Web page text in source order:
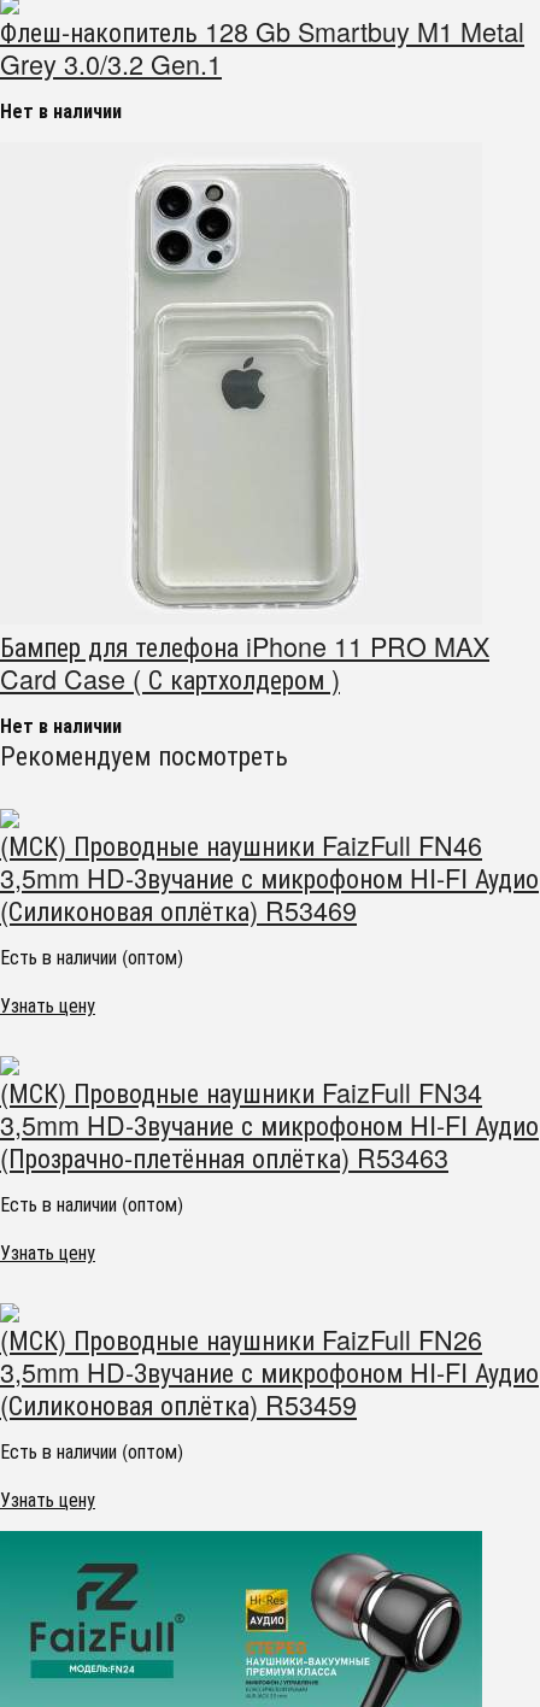
Флеш-накопитель 128 Gb Smartbuy M1 Metal
Grey 3.0/3.2 Gen.1
Нет в наличии
Бампер для телефона iPhone 11 PRO MAX
Card Case ( С картхолдером )
Нет в наличии
Рекомендуем посмотреть
(МСК) Проводные наушники FaizFull FN46
3,5mm HD-Звучание с микрофоном HI-FI Аудио
(Силиконовая оплётка) R53469
Есть в наличии (оптом)
Узнать цену
(МСК) Проводные наушники FaizFull FN34
3,5mm HD-Звучание с микрофоном HI-FI Аудио
(Прозрачно-плетённая оплётка) R53463
Есть в наличии (оптом)
Узнать цену
(МСК) Проводные наушники FaizFull FN26
3,5mm HD-Звучание с микрофоном HI-FI Аудио
(Силиконовая оплётка) R53459
Есть в наличии (оптом)
Узнать цену